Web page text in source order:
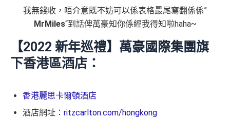
我無錢收，唔介意既不妨可以係表格最尾寫翻係係”
MrMiles“到話俾萬豪知你係經我得知啦haha~
【2022 新年巡禮】 萬豪國際集團旗
下香港區酒店：
香港麗思卡爾頓酒店
酒店網址： ritzcarlton.com/hongkong